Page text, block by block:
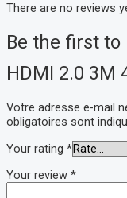
There are no reviews
Be the first to
HDMI 2.0 3M
Votre adresse e-mail
obligatoires sont
Your rating *
Your review *